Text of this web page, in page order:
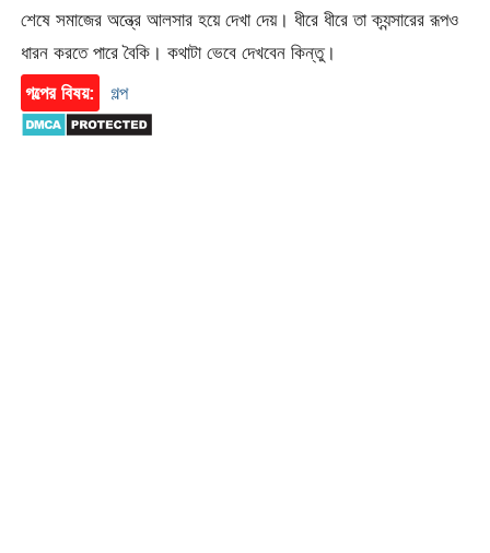
শেষে সমাজের অন্ত্রে আলসার হয়ে দেখা দেয়। ধীরে ধীরে তা ক্যন্সারের রূপও
ধারন করতে পারে বৈকি। কথাটা ভেবে দেখবেন কিন্তু।
গল্পের বিষয়:
গল্প